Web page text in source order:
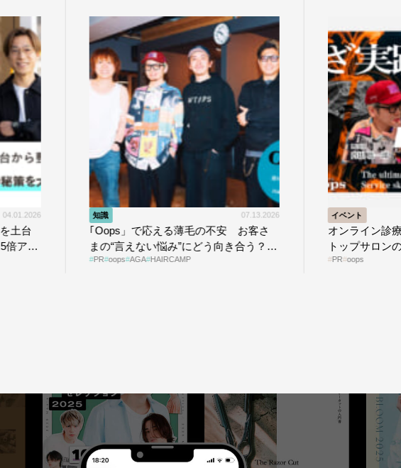
07.13.2026
応える薄毛の不安 お客さ
い悩み”にどう向き合う？
06.02.2026
オンライン診療サービス「Oops」が、
トップサロンの薄毛ケア提案術を
HAIRCAMPで公開！
PR